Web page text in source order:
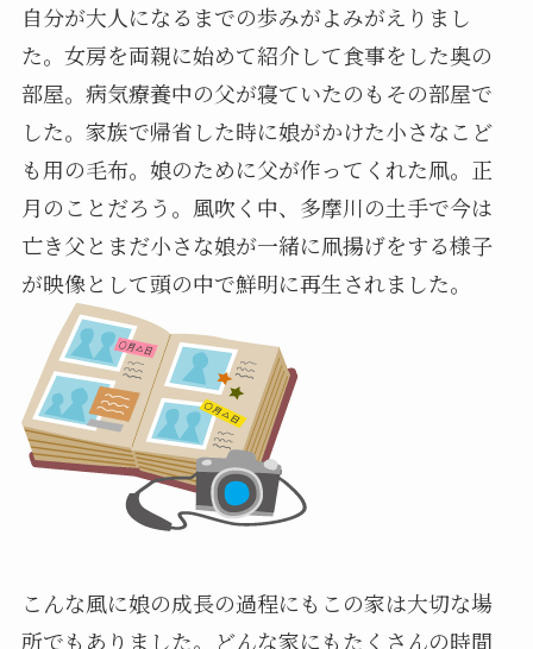
自分が大人になるまでの歩みがよみがえりまし
た。女房を両親に始めて紹介して食事をした奥の
部屋。病気療養中の父が寝ていたのもその部屋で
した。家族で帰省した時に娘がかけた小さなこど
も用の毛布。娘のために父が作ってくれた凧。正
月のことだろう。風吹く中、多摩川の土手で今は
亡き父とまだ小さな娘が一緒に凧揚げをする様子
が映像として頭の中で鮮明に再生されました。
こんな風に娘の成長の過程にもこの家は大切な場
所でもありました。どんな家にもたくさんの時間